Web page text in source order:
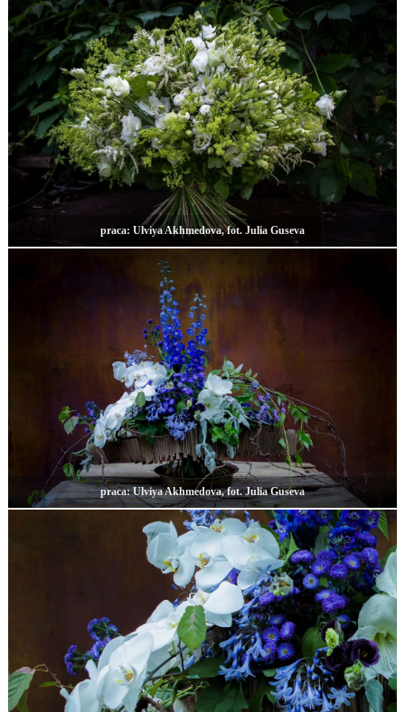
praca: Ulviya Akhmedova, fot. Julia Guseva
praca: Ulviya Akhmedova, fot. Julia Guseva